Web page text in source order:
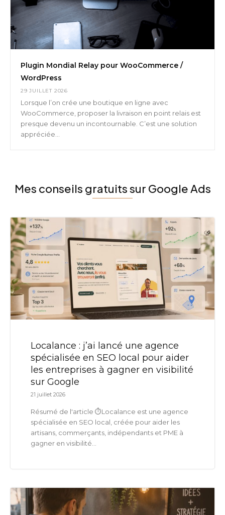
Plugin Mondial Relay pour WooCommerce /
WordPress
29 JUILLET 2026
Lorsque l’on crée une boutique en ligne avec
WooCommerce, proposer la livraison en point relais est
presque devenu un incontournable. C’est une solution
appréciée...
Mes conseils gratuits sur Google Ads
Localance : j’ai lancé une agence
spécialisée en SEO local pour aider
les entreprises à gagner en visibilité
sur Google
21 juillet 2026
Résumé de l'article ⏱️Localance est une agence
spécialisée en SEO local, créée pour aider les
artisans, commerçants, indépendants et PME à
gagner en visibilité...